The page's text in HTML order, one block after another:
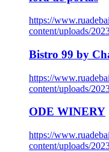
https://
content/uploads/
Bistro 99 by
https://
content/uploads/
ODE WINERY
https://
content/uploads/